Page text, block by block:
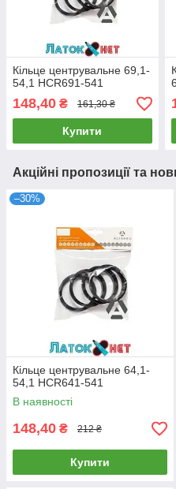
Кільце центрувальне 69,1-
54,1 HCR691-541
148,40 ₴ 161,30 ₴
Купити
Акційні пропозиції та
–30%
Кільце центрувальне 64,1-
54,1 HCR641-541
В наявності
148,40 ₴ 212 ₴
Купити